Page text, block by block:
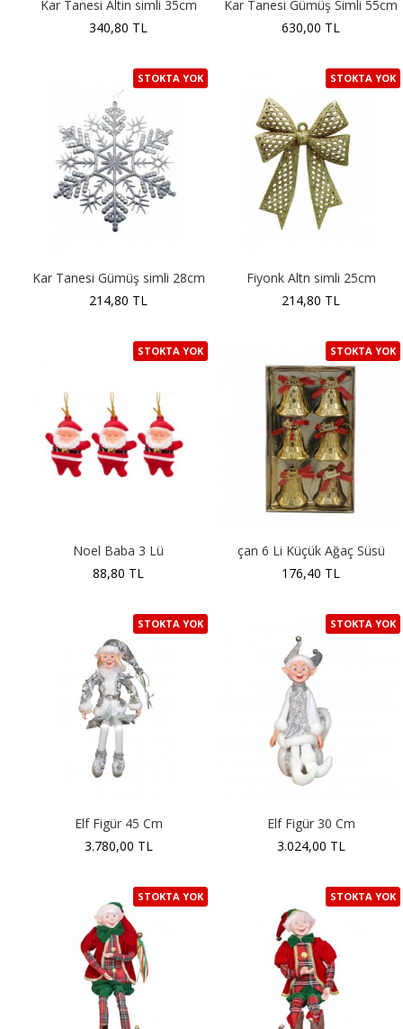
Kar Tanesi Altin simli 35cm
340,80 TL
Kar Tanesi Gümüş Simli 55cm
630,00 TL
STOKTA YOK
Kar Tanesi Gümüş simli 28cm
214,80 TL
STOKTA YOK
Fiyonk Altn simli 25cm
214,80 TL
STOKTA YOK
Noel Baba 3 Lü
88,80 TL
STOKTA YOK
çan 6 Li Küçük Ağaç Süsü
176,40 TL
STOKTA YOK
Elf Figür 45 Cm
3.780,00 TL
STOKTA YOK
Elf Figür 30 Cm
3.024,00 TL
STOKTA YOK STOKTA YOK